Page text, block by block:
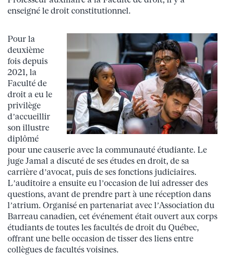
enseigné le droit constitutionnel.
Pour la
deuxième
fois depuis
2021, la
Faculté de
droit a eu le
privilège
d’accueillir
son illustre
diplômé
pour une causerie avec la communauté étudiante. Le
juge Jamal a discuté de ses études en droit, de sa
carrière d’avocat, puis de ses fonctions judiciaires.
L’auditoire a ensuite eu l’occasion de lui adresser des
questions, avant de prendre part à une réception dans
l’atrium. Organisé en partenariat avec l’Association du
Barreau canadien, cet événement était ouvert aux corps
étudiants de toutes les facultés de droit du Québec,
offrant une belle occasion de tisser des liens entre
collègues de facultés voisines.